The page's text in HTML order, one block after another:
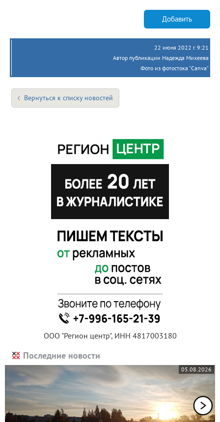
Добавить
22 июня 2022 г. 9:21
Автор публикации Надежда Михеева
Фото из фотостока "Canva"
Вернуться к списку новостей
ООО "Регион центр", ИНН 4817003180
Последние новости
05.08.2026